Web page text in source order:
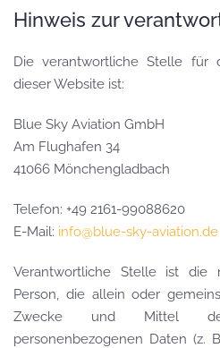
Hinweis zur
Die verantwortliche Stelle für
dieser Website ist:
Blue Sky Aviation GmbH
Am Flughafen 34
41066 Mönchengladbach
Telefon: +49 2161-99088620
E-Mail: info@blue-sky-aviation.de
Verantwortliche Stelle ist die
Person, die allein oder
Zwecke und Mittel
personenbezogenen Daten (z.